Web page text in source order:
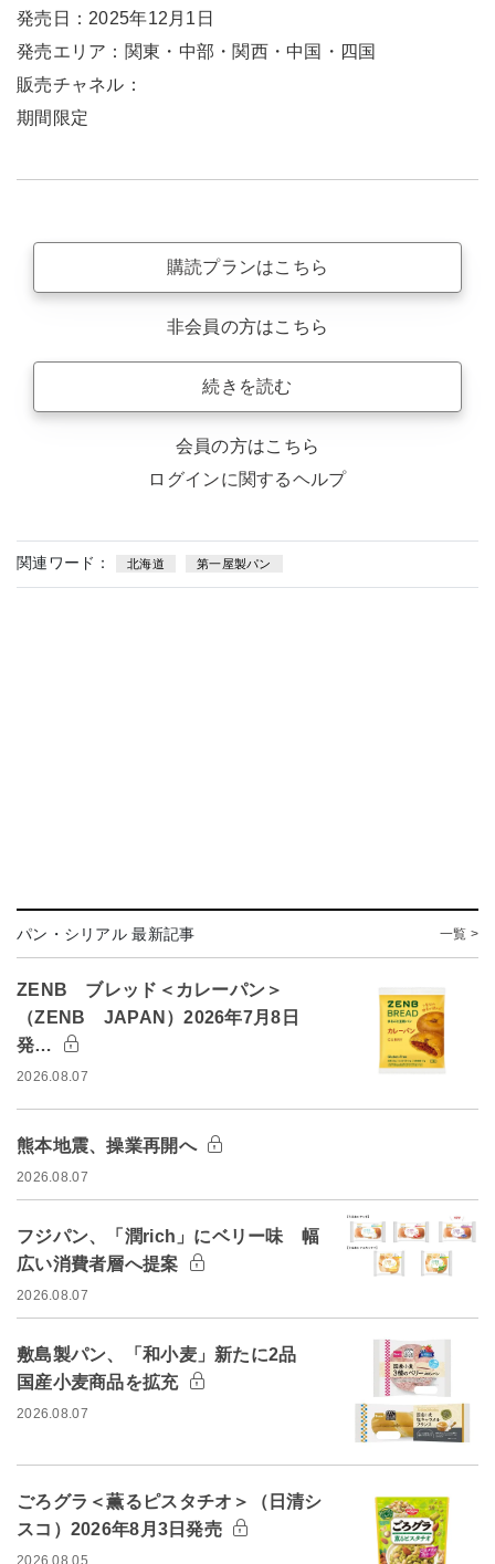
発売日：2025年12月1日
発売エリア：関東・中部・関西・中国・四国
販売チャネル：
期間限定
購読プランはこちら
非会員の方はこちら
続きを読む
会員の方はこちら
ログインに関するヘルプ
関連ワード： 北海道 第一屋製パン
パン・シリアル 最新記事 一覧 >
ZENB ブレッド＜カレーパン＞
（ZENB JAPAN）2026年7月8日
発…
2026.08.07
熊本地震、操業再開へ
2026.08.07
フジパン、「潤rich」にベリー味 幅
広い消費者層へ提案
2026.08.07
敷島製パン、「和小麦」新たに2品
国産小麦商品を拡充
2026.08.07
ごろグラ＜薫るピスタチオ＞（日清シ
スコ）2026年8月3日発売